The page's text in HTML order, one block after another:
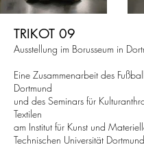
TRIKOT 09
Ausstellung im Borusseum in
Eine Zusammenarbeit des
Dortmund
und des Seminars für
Textilen
am Institut für Kunst und
Technischen Universität